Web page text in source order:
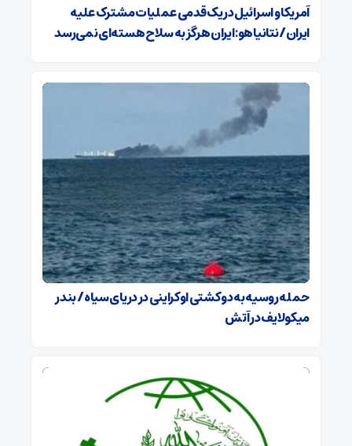
آمریکا و اسرائیل در یک قدمی عملیات مشترک علیه
ایران/ نتانیاهو: ایران هرگز به سلاح هسته‌ای نمی‌رسد
حمله روسیه به دو کشتی اوکراینی در دریای سیاه / بندر
میکولایف در آتش